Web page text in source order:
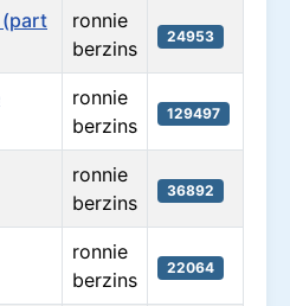
ronnie
berzins
24953
ronnie
berzins
129497
ronnie
berzins
36892
ronnie
berzins
22064